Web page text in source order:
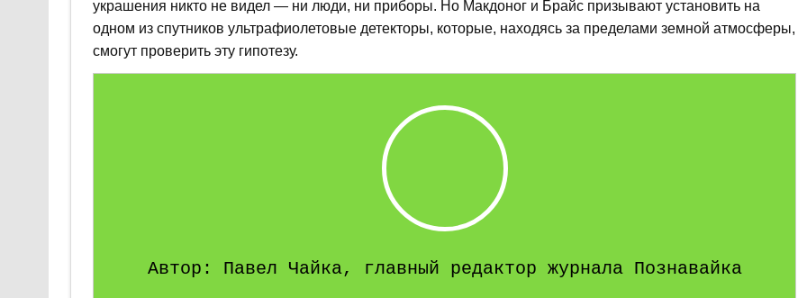
украшения никто не видел — ни люди, ни приборы. Но Макдоног и Брайс призывают установить на
одном из спутников ультрафиолетовые детекторы, которые, находясь за пределами земной атмосферы,
смогут проверить эту гипотезу.
Автор: Павел Чайка, главный редактор журнала Познавайка